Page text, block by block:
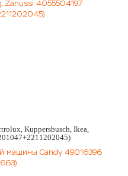
Kuppersbusch, Ikea,